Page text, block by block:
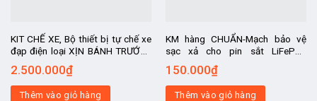
KIT CHẾ XE, Bộ thiết bị tự chế xe
đạp điện loại XỊN BÁNH TRƯỚC ,
KHÔNG CÓ ACQUY- động cơ chế
xe Sanyo Nhật MỚI, tốc độ 25-
30km.h
2.500.000₫
Thêm vào giỏ hàng
KM hàng CHUẨN-Mạch bảo vệ
sạc xả cho pin sắt LiFePo4
12v100A-4S pin 3,2V
150.000₫
Thêm vào giỏ hàng